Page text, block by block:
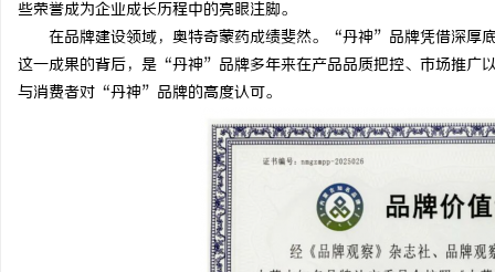
些荣誉成为企业成长历程中的亮眼注脚。
在品牌建设领域，奥特奇蒙药成绩斐然。“丹神”品牌凭借深厚
这一成果的背后，是“丹神”品牌多年来在产品品质把控、市场推广
与消费者对“丹神”品牌的高度认可。